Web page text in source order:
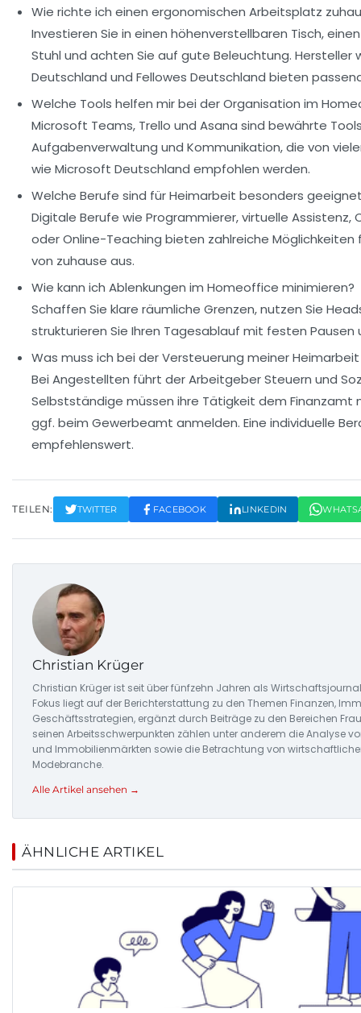
Wie richte ich einen ergonomischen Arbeitsplatz
Investieren Sie in einen höhenverstellbaren Tisch,
Stuhl und achten Sie auf gute Beleuchtung. Hersteller
Deutschland und Fellowes Deutschland bieten
Welche Tools helfen mir bei der Organisation im
Microsoft Teams, Trello und Asana sind bewährte
Aufgabenverwaltung und Kommunikation, die von
wie Microsoft Deutschland empfohlen werden.
Welche Berufe sind für Heimarbeit besonders
Digitale Berufe wie Programmierer, virtuelle
oder Online-Teaching bieten zahlreiche Möglichkeiten
von zuhause aus.
Wie kann ich Ablenkungen im Homeoffice minimieren?
Schaffen Sie klare räumliche Grenzen, nutzen Sie
strukturieren Sie Ihren Tagesablauf mit festen Pausen
Was muss ich bei der Versteuerung meiner
Bei Angestellten führt der Arbeitgeber Steuern und
Selbstständige müssen ihre Tätigkeit dem Finanzamt
ggf. beim Gewerbeamt anmelden. Eine individuelle
empfehlenswert.
TEILEN: TWITTER FACEBOOK LINKEDIN
Christian Krüger
Christian Krüger ist seit über fünfzehn Jahren als
Fokus liegt auf der Berichterstattung zu den Themen Finanzen,
Geschäftsstrategien, ergänzt durch Beiträge zu den Bereichen
seinen Arbeitsschwerpunkten zählen unter anderem die Analyse
und Immobilienmärkten sowie die Betrachtung von
Modebranche.
Alle Artikel ansehen →
ÄHNLICHE ARTIKEL